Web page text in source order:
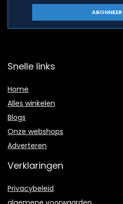
Snelle links
Home
Alles winkelen
Blogs
Onze webshops
Adverteren
Verklaringen
Privacybeleid